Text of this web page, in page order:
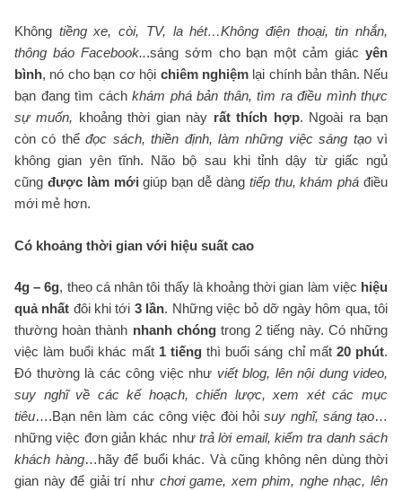
Không tiềng xe, còi, TV, la hét…Không điện thoại, tin nhắn,
thông báo Facebook...sáng sớm cho bạn một cảm giácyên
bình, nó cho bạn cơ hội chiêm nghiệmlại chính bản thân. Nếu
bạn đang tìm cáchkhám phá bản thân, tìm ra điều mình thực
sự muốn, khoảng thời gian này rất thích hợp. Ngoài ra bạn
còn có thểđọc sách, thiền định, làm những việc sáng tạovì
không gian yên tĩnh. Não bộ sau khi tỉnh dậy từ giấc ngủ
cũng được làm mới giúp bạn dễ dàng tiếp thu, khám phá điều
mới mẻ hơn.
Có khoảng thời gian với hiệu suất cao
4g – 6g, theo cá nhân tôi thấy là khoảng thời gian làm việc hiệu
quả nhất đôi khi tới 3 lần. Những việc bỏ dỡ ngày hôm qua, tôi
thường hoàn thành nhanh chóngtrong 2 tiếng này. Có những
việc làm buổi khác mất 1 tiếngthì buổi sáng chỉ mất 20 phút.
Đó thường là các công việc như viết blog, lên nội dung video,
suy nghĩ về các kế hoạch, chiến lược, xem xét các mục
tiêu….Bạn nên làm các công việc đòi hỏi suy nghĩ, sáng tạo…
những việc đơn giản khác như trả lời email, kiểm tra danh sách
khách hàng…hãy để buổi khác. Và cũng không nên dùng thời
gian này để giải trí như chơi game, xem phim, nghe nhạc, lên